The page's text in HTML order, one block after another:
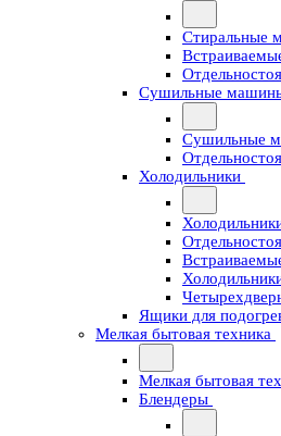
Стиральные
Сушильные
Сушильные
Холодильники
Ящики для
Мелкая бытовая техника
Мелкая бытовая
Блендеры